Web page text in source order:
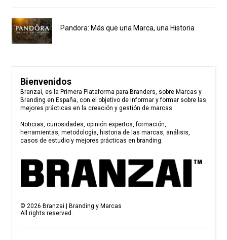
Pandora: Más que una Marca, una Historia
Bienvenidos
Branzai, es la Primera Plataforma para Branders, sobre Marcas y
Branding en España, con el objetivo de informar y formar sobre las
mejores prácticas en la creación y gestión de marcas.
Noticias, curiosidades, opinión expertos, formación,
herramientas, metodología, historia de las marcas, análisis,
casos de estudio y mejores prácticas en branding.
© 2026 Branzai | Branding y Marcas
All rights reserved.